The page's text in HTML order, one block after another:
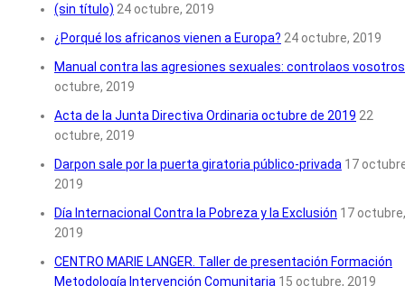
(sin título) 24 octubre, 2019
¿Porqué los africanos vienen a Europa? 24 octubre, 2019
Manual contra las agresiones sexuales: controlaos vosotros
octubre, 2019
Acta de la Junta Directiva Ordinaria octubre de 2019 22
octubre, 2019
Darpon sale por la puerta giratoria público-privada 17
2019
Día Internacional Contra la Pobreza y la Exclusión 17 octubre,
2019
CENTRO MARIE LANGER. Taller de presentación Formación
Metodología Intervención Comunitaria 15 octubre, 2019